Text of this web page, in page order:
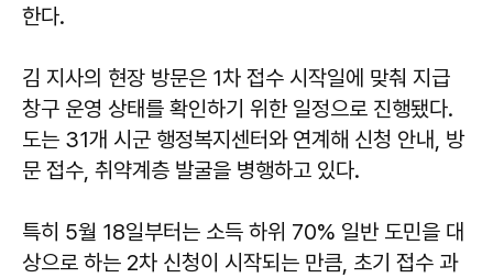
한다.
김 지사의 현장 방문은 1차 접수 시작일에 맞춰 지급
창구 운영 상태를 확인하기 위한 일정으로 진행됐다.
도는 31개 시군 행정복지센터와 연계해 신청 안내, 방
문 접수, 취약계층 발굴을 병행하고 있다.
특히 5월 18일부터는 소득 하위 70% 일반 도민을 대
상으로 하는 2차 신청이 시작되는 만큼, 초기 접수 과